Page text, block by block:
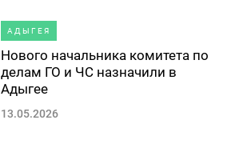
АДЫГЕЯ
Нового начальника комитета по
делам ГО и ЧС назначили в
Адыгее
13.05.2026